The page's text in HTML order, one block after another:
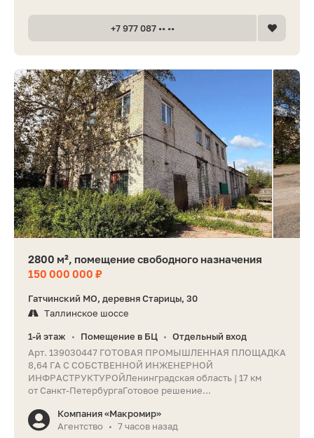
+7 977 087 •• ••
2800 м², помещение свободного назначения
150 000 000 ₽
Гатчинский МО, деревня Старицы, 30
Таллинское шоссе
1-й этаж • Помещение в БЦ • Отдельный вход
Арт. 139030447 ГОТОВАЯ ПРОМЫШЛЕННАЯ ПЛОЩАДКА
8,64 ГА С СОБСТВЕННОЙ ИНЖЕНЕРНОЙ
ИНФРАСТРУКТУРОЙЛенинградская область | 17 км
от Санкт-ПетербургаГотовое решение...
Компания «Макромир»
Агентство
• 7 часов назад